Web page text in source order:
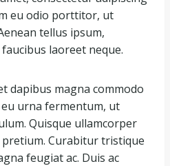
eu odio porttitor, ut
tellus ipsum,
laoreet neque.
dapibus magna commodo
urna fermentum, ut
Quisque ullamcorper
Curabitur tristique
feugiat ac. Duis ac